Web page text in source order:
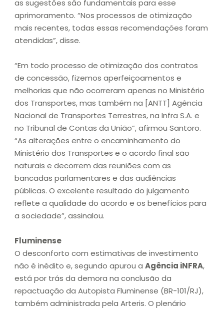
as sugestões são fundamentais para esse
aprimoramento. “Nos processos de otimização
mais recentes, todas essas recomendações foram
atendidas”, disse.
“Em todo processo de otimização dos contratos
de concessão, fizemos aperfeiçoamentos e
melhorias que não ocorreram apenas no Ministério
dos Transportes, mas também na [ANTT] Agência
Nacional de Transportes Terrestres, na Infra S.A. e
no Tribunal de Contas da União”, afirmou Santoro.
“As alterações entre o encaminhamento do
Ministério dos Transportes e o acordo final são
naturais e decorrem das reuniões com as
bancadas parlamentares e das audiências
públicas. O excelente resultado do julgamento
reflete a qualidade do acordo e os benefícios para
a sociedade”, assinalou.
Fluminense
O desconforto com estimativas de investimento
não é inédito e, segundo apurou a Agência iNFRA,
está por trás da demora na conclusão da
repactuação da Autopista Fluminense (BR-101/RJ),
também administrada pela Arteris. O plenário